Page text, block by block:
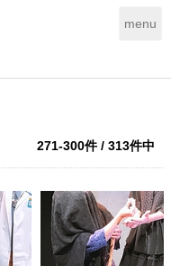
T
g
a
v
g
a
t
i
menu
271-300件 / 313件中